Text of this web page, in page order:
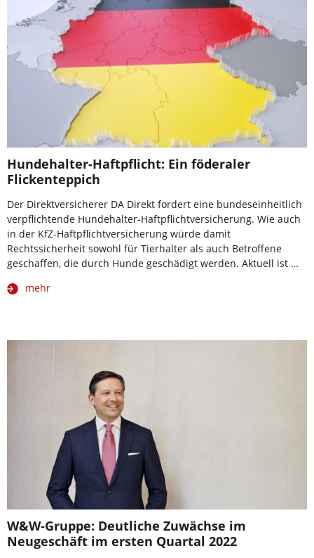
Hundehalter-Haftpflicht: Ein föderaler
Flickenteppich
Der Direktversicherer DA Direkt fordert eine bundeseinheitlich
verpflichtende Hundehalter-Haftpflichtversicherung. Wie auch
in der KfZ-Haftpflichtversicherung würde damit
Rechtssicherheit sowohl für Tierhalter als auch Betroffene
geschaffen, die durch Hunde geschädigt werden. Aktuell ist …
mehr
W&W-Gruppe: Deutliche Zuwächse im
Neugeschäft im ersten Quartal 2022